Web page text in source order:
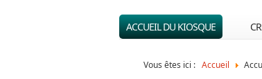
ACCUEIL DU KIOSQUE
Vous êtes ici : Accueil